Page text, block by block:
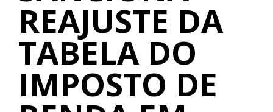
REAJUSTE DA
TABELA DO
IMPOSTO DE